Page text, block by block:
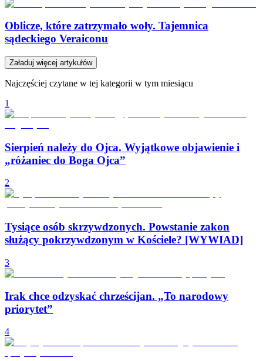
Oblicze, które zatrzymało woły. Tajemnica
sądeckiego Veraiconu
Załaduj więcej artykułów
Najczęściej czytane w tej kategorii w tym miesiącu
1
Sierpień należy do Ojca. Wyjątkowe objawienie i
„różaniec do Boga Ojca”
2
Tysiące osób skrzywdzonych. Powstanie zakon
służący pokrzywdzonym w Kościele? [WYWIAD]
3
Irak chce odzyskać chrześcijan. „To narodowy
priorytet”
4